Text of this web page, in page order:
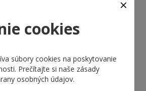
BEST
cookies
súbory cookies na poskytovanie
Prečítajte si naše zásady
osobných údajov.